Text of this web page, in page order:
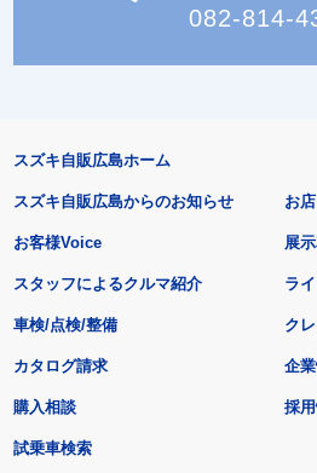
082-814-
スズキ自販広島ホーム
スズキ自販広島からのお知らせ
お客様Voice
スタッフによるクルマ紹介
お
展
ラ
車検/点検/整備 ク
カタログ請求
購入相談
試乗車検索
企
採